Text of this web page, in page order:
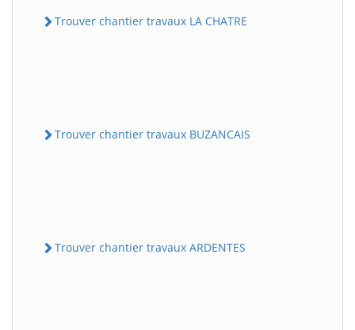
Trouver chantier travaux LA CHATRE
Trouver chantier travaux BUZANCAIS
Trouver chantier travaux ARDENTES